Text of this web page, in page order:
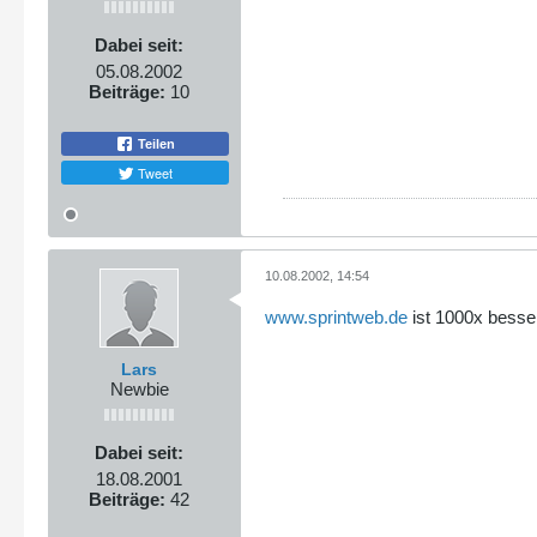
Dabei seit:
05.08.2002
Beiträge: 10
Teilen
Tweet
Lars
Newbie
Dabei seit:
18.08.2001
Beiträge: 42
10.08.2002, 14:54
www.sprintweb.de ist 1000x